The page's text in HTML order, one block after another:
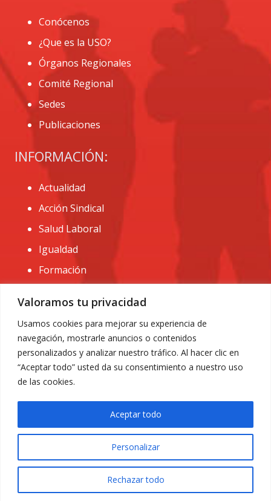
Valoramos tu privacidad
Usamos cookies para mejorar su experiencia de
navegación, mostrarle anuncios o contenidos
personalizados y analizar nuestro tráfico. Al hacer clic en
“Aceptar todo” usted da su consentimiento a nuestro uso
de las cookies.
Personalizar
Rechazar todo
Aceptar todo
Conócenos
¿Que es la USO?
Órganos Regionales
Comité Regional
Sedes
Publicaciones
INFORMACIÓN:
Actualidad
Acción Sindical
Salud Laboral
Igualdad
Formación
CONTACTO:
administracion@usomurcia.org
968 25 01 20
C/ Huerto de las bombas nº6. 30009 Murcia
Privacidad|
© 2018 Todos los derechos reservados. Diseño web
ACRILONIA